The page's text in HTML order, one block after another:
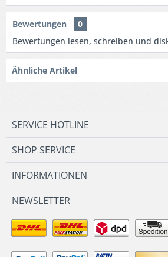
Bewertungen
0
Bewertungen lesen, schreiben und
Ähnliche Artikel
SERVICE HOTLINE
SHOP SERVICE
INFORMATIONEN
NEWSLETTER